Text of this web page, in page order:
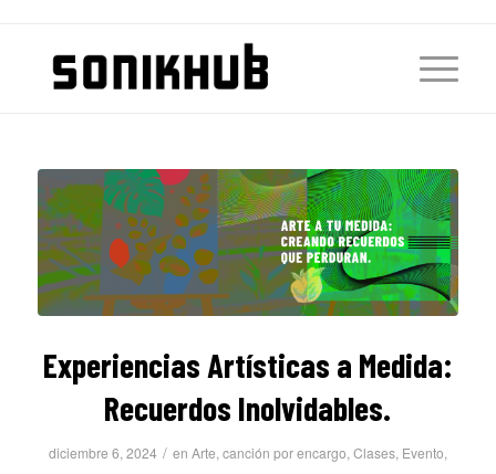
Experiencias Artísticas a Medida:
Recuerdos Inolvidables.
diciembre 6, 2024 / en Arte, canción por encargo, Clases, Evento,